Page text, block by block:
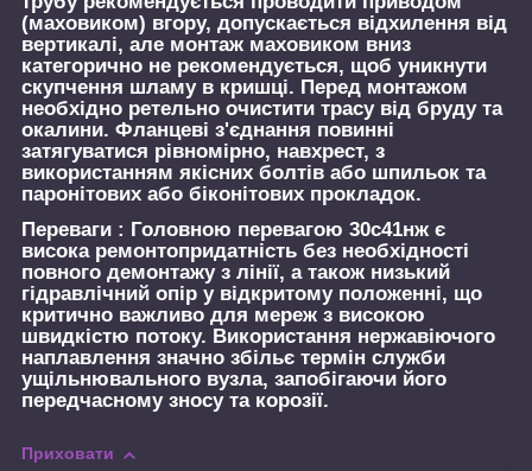
(маховиком) вгору, допускається відхилення від
вертикалі, але монтаж маховиком вниз
категорично не рекомендується, щоб уникнути
скупчення шламу в кришці. Перед монтажом
необхідно ретельно очистити трасу від бруду та
окалини. Фланцеві з'єднання повинні
затягуватися рівномірно, навхрест, з
використанням якісних болтів або шпильок та
паронітових або біконітових прокладок.
Переваги : Головною перевагою 30с41нж є
висока ремонтопридатність без необхідності
повного демонтажу з лінії, а також низький
гідравлічний опір у відкритому положенні, що
критично важливо для мереж з високою
швидкістю потоку. Використання нержавіючого
наплавлення значно збільє термін служби
ущільнювального вузла, запобігаючи його
передчасному зносу та корозії.
Приховати